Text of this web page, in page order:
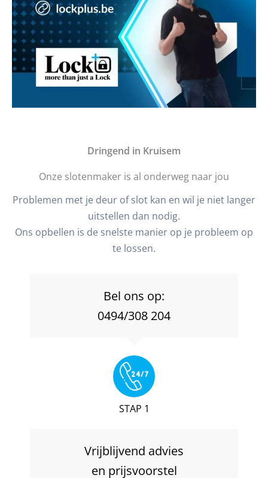
Dringend in Kruisem
Onze slotenmaker is al onderweg naar jou
Problemen met je deur of slot kan en wil je niet langer
uitstellen dan nodig.
Ons opbellen is de snelste manier op je probleem op
te lossen.
Bel ons op:
0494/308 204
STAP 1
Vrijblijvend advies
en prijsvoorstel